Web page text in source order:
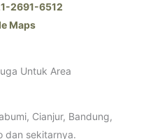
2691-6512
Maps
Untuk Area
Cianjur, Bandung,
dan sekitarnya.